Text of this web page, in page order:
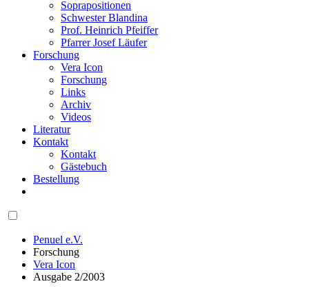
Soprapositionen
Schwester Blandina
Prof. Heinrich Pfeiffer
Pfarrer Josef Läufer
Forschung
Vera Icon
Forschung
Links
Archiv
Videos
Literatur
Kontakt
Kontakt
Gästebuch
Bestellung
Penuel e.V.
Forschung
Vera Icon
Ausgabe 2/2003